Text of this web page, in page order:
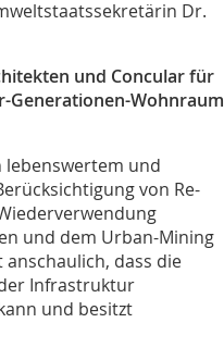
Dr.
und Concular für
Generationen-Wohnraum
und
von Re-
und dem Urban-Mining
dass die
Infrastruktur
und besitzt